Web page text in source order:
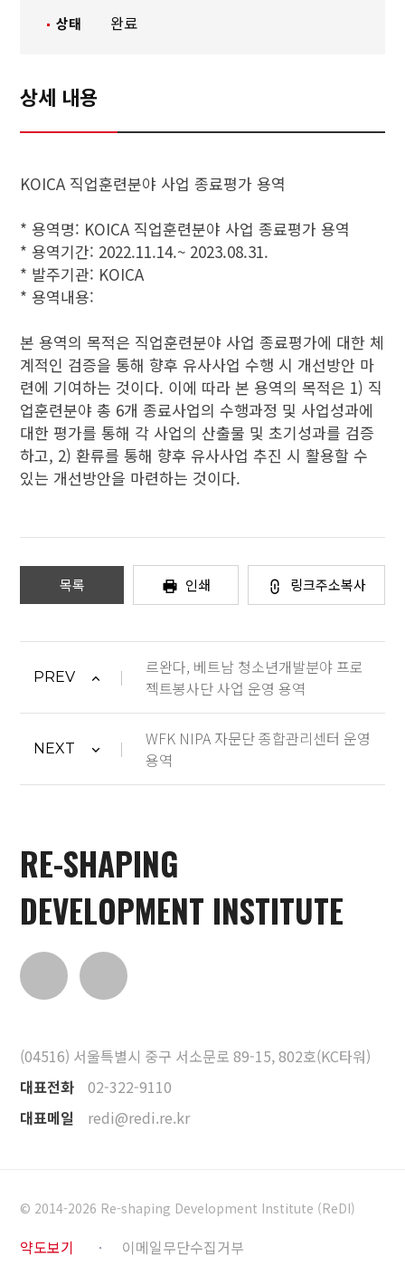
상태 완료
상세 내용
KOICA 직업훈련분야 사업 종료평가 용역
* 용역명: KOICA 직업훈련분야 사업 종료평가 용역
* 용역기간: 2022.11.14.~ 2023.08.31.
* 발주기관: KOICA
* 용역내용:
본 용역의 목적은 직업훈련분야 사업 종료평가에 대한 체
계적인 검증을 통해 향후 유사사업 수행 시 개선방안 마
련에 기여하는 것이다. 이에 따라 본 용역의 목적은 1) 직
업훈련분야 총 6개 종료사업의 수행과정 및 사업성과에
대한 평가를 통해 각 사업의 산출물 및 초기성과를 검증
하고, 2) 환류를 통해 향후 유사사업 추진 시 활용할 수
있는 개선방안을 마련하는 것이다.
목록 인쇄 링크주소복사
PREV
르완다, 베트남 청소년개발분야 프로
젝트봉사단 사업 운영 용역
NEXT
WFK NIPA 자문단 종합관리센터 운영
용역
RE-SHAPING
DEVELOPMENT INSTITUTE
(04516) 서울특별시 중구 서소문로 89-15, 802호(KC타워)
대표전화
02-322-9110
대표메일
redi@redi.re.kr
© 2014-2026 Re-shaping Development Institute (ReDI)
약도보기 이메일무단수집거부